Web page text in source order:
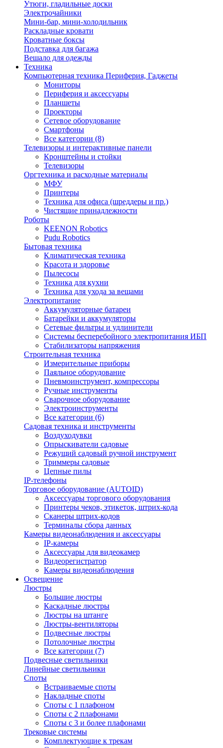
Утюги, гладильные доски
Электрочайники
Мини-бар, мини-холодильник
Раскладные кровати
Кроватные боксы
Подставка для багажа
Вешало для одежды
Техника
Компьютерная техника Периферия, Гаджеты
Мониторы
Периферия и аксессуары
Планшеты
Проекторы
Сетевое оборудование
Смартфоны
Все категории (8)
Телевизоры и интерактивные панели
Кронштейны и стойки
Телевизоры
Оргтехника и расходные материалы
МФУ
Принтеры
Техника для офиса (шреддеры и пр.)
Чистящие принадлежности
Роботы
KEENON Robotics
Pudu Robotics
Бытовая техника
Климатическая техника
Красота и здоровье
Пылесосы
Техника для кухни
Техника для ухода за вещами
Электропитание
Аккумуляторные батареи
Батарейки и аккумуляторы
Сетевые фильтры и удлинители
Системы бесперебойного электропитания ИБП
Стабилизаторы напряжения
Строительная техника
Измерительные приборы
Паяльное оборудование
Пневмоинструмент, компрессоры
Ручные инструменты
Сварочное оборудование
Электроинструменты
Все категории (6)
Садовая техника и инструменты
Воздуходувки
Опрыскиватели садовые
Режущий садовый ручной инструмент
Триммеры садовые
Цепные пилы
IP-телефоны
Торговое оборудование (AUTOID)
Аксессуары торгового оборудования
Принтеры чеков, этикеток, штрих-кода
Сканеры штрих-кодов
Терминалы сбора данных
Камеры видеонаблюдения и аксессуары
IP-камеры
Аксессуары для видеокамер
Видеорегистратор
Камеры видеонаблюдения
Освещение
Люстры
Большие люстры
Каскадные люстры
Люстры на штанге
Люстры-вентиляторы
Подвесные люстры
Потолочные люстры
Все категории (7)
Подвесные светильники
Линейные светильники
Споты
Встраиваемые споты
Накладные споты
Споты с 1 плафоном
Споты с 2 плафонами
Споты с 3 и более плафонами
Трековые системы
Комплектующие к трекам